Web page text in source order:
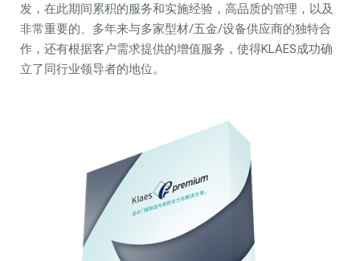
发，在此期间累积的服务和实施经验，高品质的管理，以及
非常重要的、多年来与多家型材/五金/设备供应商的独特合
作，还有根据客户需求提供的增值服务，使得KLAES成功确
立了同行业领导者的地位。